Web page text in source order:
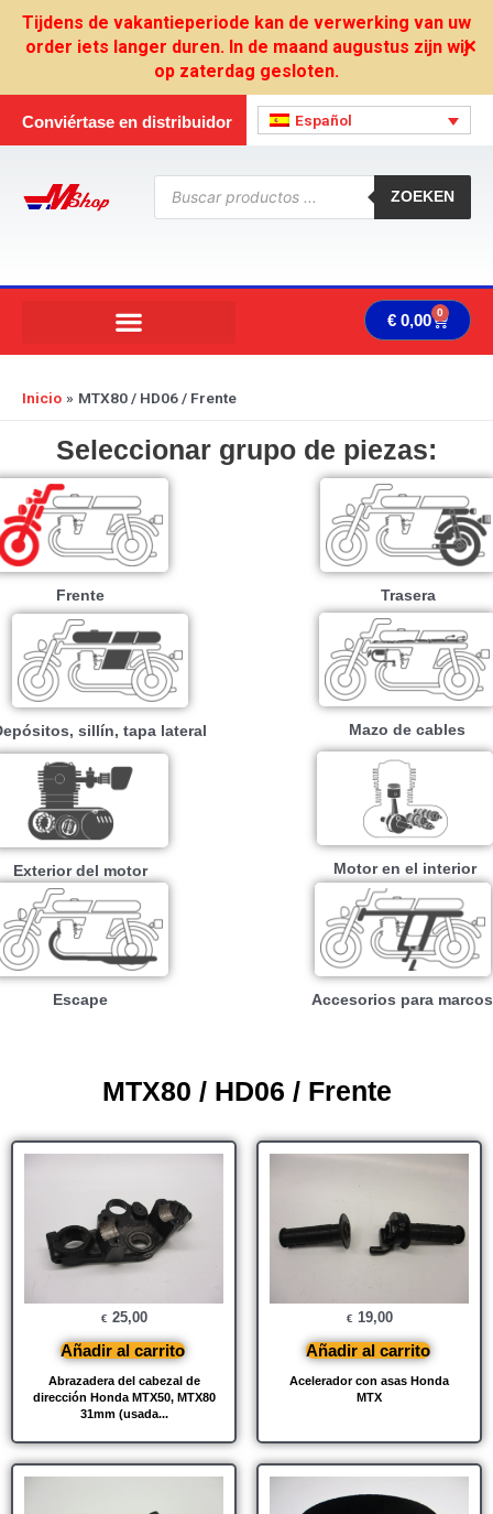
Tijdens de vakantieperiode kan de verwerking van uw
order iets langer duren. In de maand augustus zijn wij
op zaterdag gesloten.
✕
Conviértase en distribuidor Español
Búsqueda
productos
ZOEKEN
€ 0,00 0
Inicio MTX80 / HD06 / Frente
Seleccionar grupo de piezas:
Frente Trasera
sillín, tapa lateral Mazo de cables
Exterior del motor Motor en el interior
Escape Accesorios para marcos
MTX80 / HD06 / Frente
Abrazadera del cabezal de
dirección Honda MTX50, MTX80
31mm (usada...
€ 25,00
Añadir al carrito
Acelerador con asas Honda
MTX
€ 19,00
Añadir al carrito